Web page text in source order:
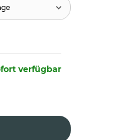
verfügbar